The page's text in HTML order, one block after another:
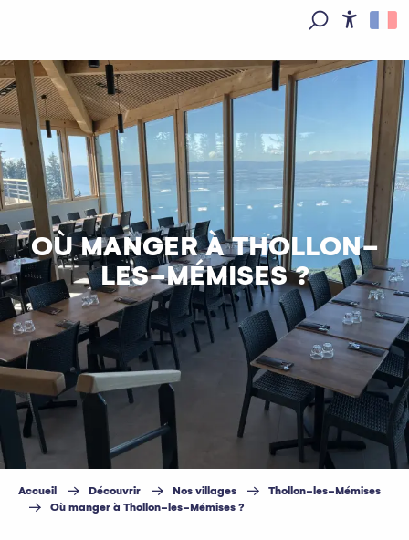
principal
OÙ MANGER À THOLLON-
LES-MÉMISES ?
Accueil Découvrir Nos villages
Thollon-les-Mémises
Où manger à Thollon-les-Mémises ?